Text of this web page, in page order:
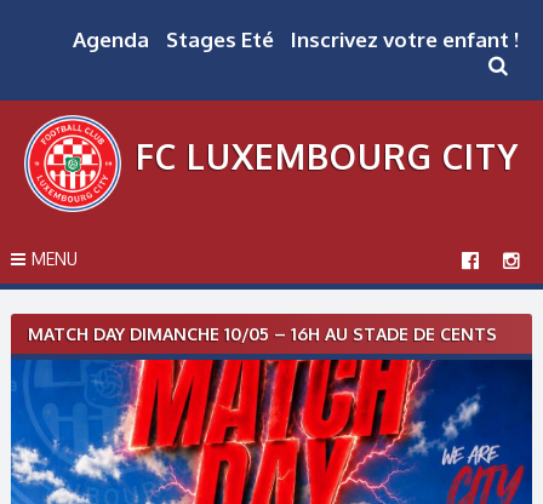
Agenda Stages Eté Inscrivez votre enfant !
FC LUXEMBOURG CITY
MENU
MATCH DAY DIMANCHE 10/05 – 16H AU STADE DE CENTS
Post
navigation